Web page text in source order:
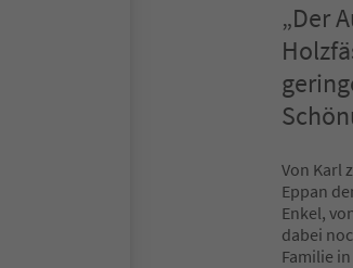
„Der
Von Karl
Eppan
Enkel,
dabei
Familie